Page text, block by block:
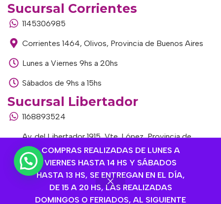
COMPRAS REALIZADAS DE LUNES A
VIERNES HASTA 14 HS Y SÁBADOS
HASTA 13 HS, SE ENTREGAN EN EL DÍA,
DE 15 A 20 HS, LAS REALIZADAS
DOMINGOS O FERIADOS, AL SIGUIENTE
Sucursal Corrientes
1145306985
Corrientes 1464, Olivos, Provincia de Buenos Aires
Lunes a Viernes 9hs a 20hs
Sábados de 9hs a 15hs
Sucursal Libertador
1168893524
Av. del Libertador 1915, Vte. López, Provincia de
Buenos Aires
Lunes a Viernes de 9hs a 13hs / 16hs a 20hs
Sábados de 9hs a 15hs